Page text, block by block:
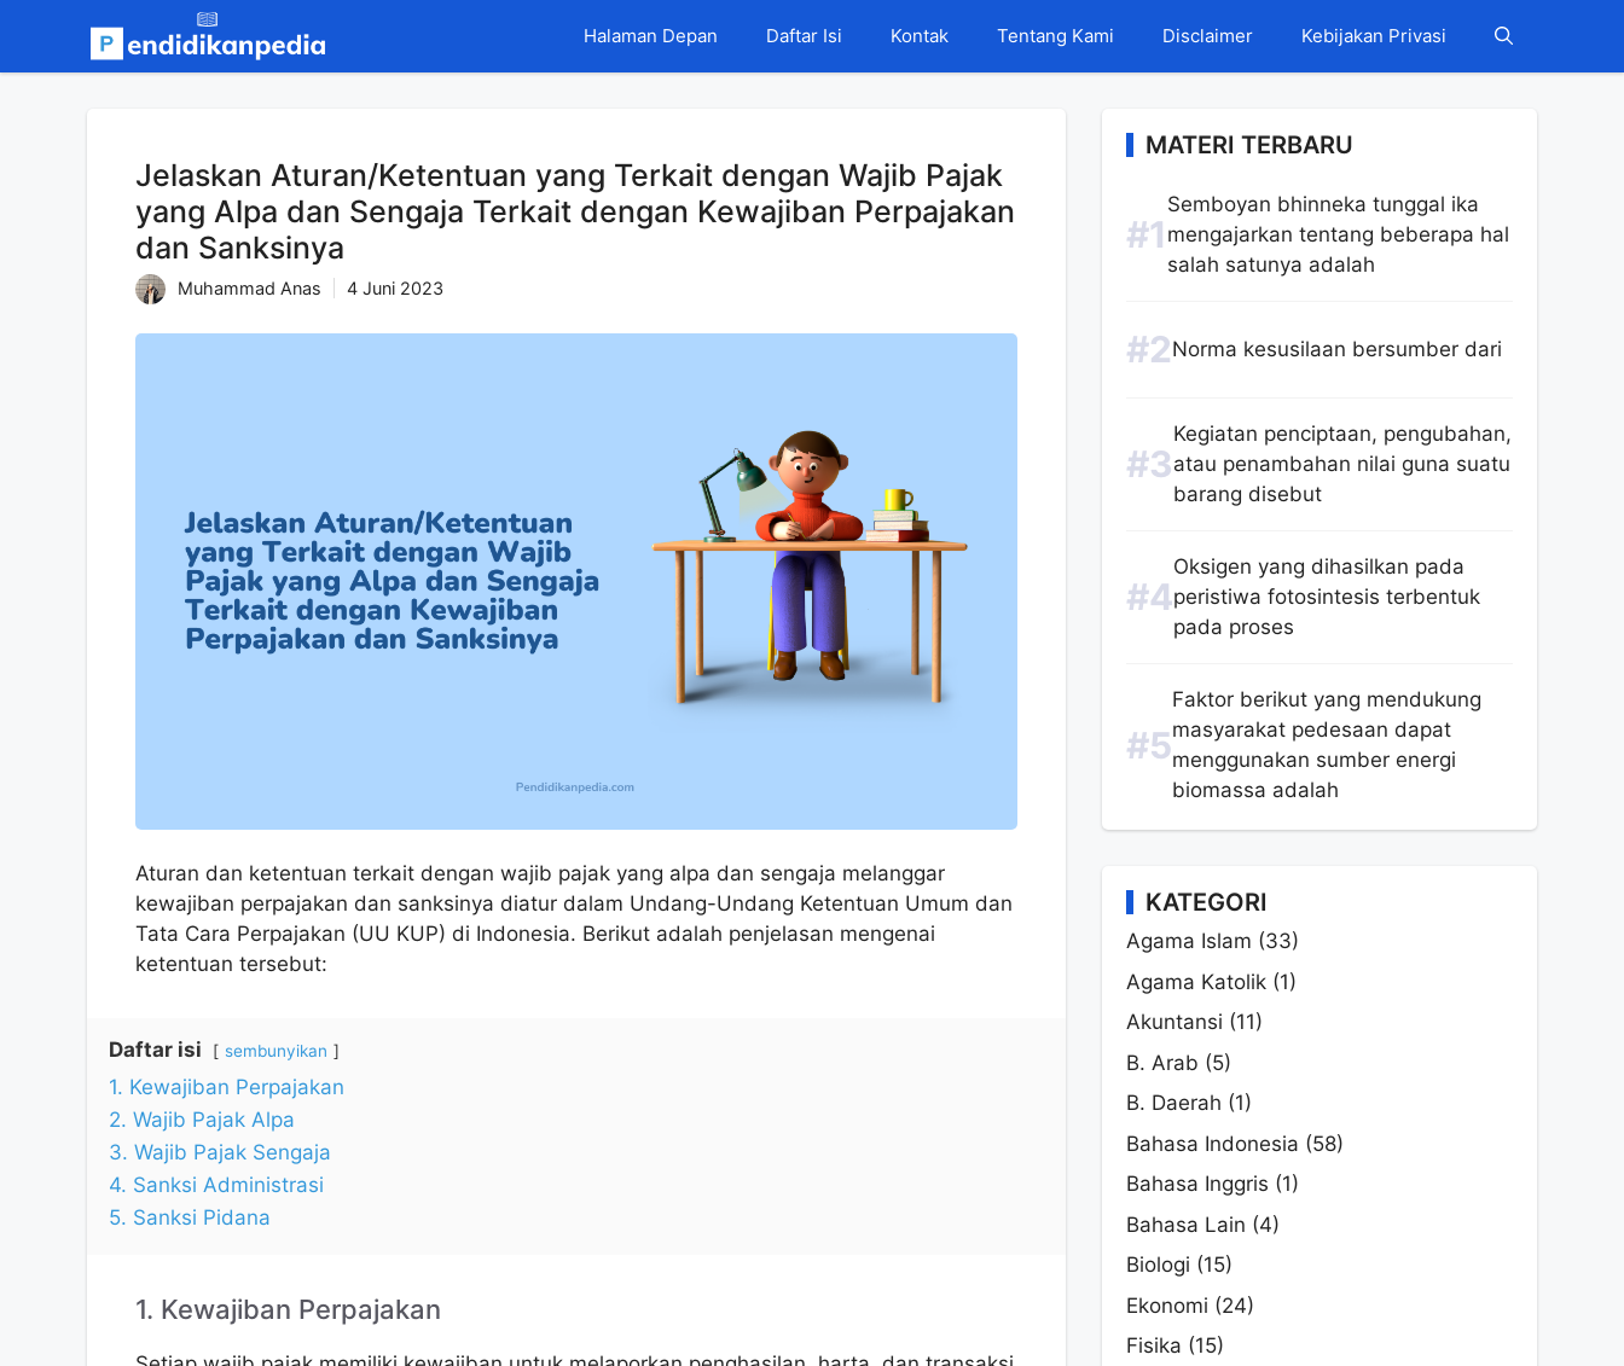
isi
Halaman Depan Daftar Isi Kontak Tentang Kami Disclaimer Kebijakan Privasi
Jelaskan Aturan/Ketentuan yang Terkait dengan Wajib Pajak
yang Alpa dan Sengaja Terkait dengan Kewajiban Perpajakan
dan Sanksinya
Muhammad Anas 4 Juni 2023
Aturan dan ketentuan terkait dengan wajib pajak yang alpa dan sengaja melanggar
kewajiban perpajakan dan sanksinya diatur dalam Undang-Undang Ketentuan Umum dan
Tata Cara Perpajakan (UU KUP) di Indonesia. Berikut adalah penjelasan mengenai
ketentuan tersebut:
Daftar isi sembunyikan
1. Kewajiban Perpajakan
2. Wajib Pajak Alpa
3. Wajib Pajak Sengaja
4. Sanksi Administrasi
5. Sanksi Pidana
1. Kewajiban Perpajakan
MATERI TERBARU
Semboyan bhinneka tunggal ika
mengajarkan tentang beberapa hal
salah satunya adalah
Norma kesusilaan bersumber dari
Kegiatan penciptaan, pengubahan,
atau penambahan nilai guna suatu
barang disebut
Oksigen yang dihasilkan pada
peristiwa fotosintesis terbentuk
pada proses
Faktor berikut yang mendukung
masyarakat pedesaan dapat
menggunakan sumber energi
biomassa adalah
KATEGORI
Agama Islam (33)
Agama Katolik (1)
Akuntansi (11)
B. Arab (5)
B. Daerah (1)
Bahasa Indonesia (58)
Bahasa Inggris (1)
Bahasa Lain (4)
Biologi (15)
Ekonomi (24)
Fisika (15)